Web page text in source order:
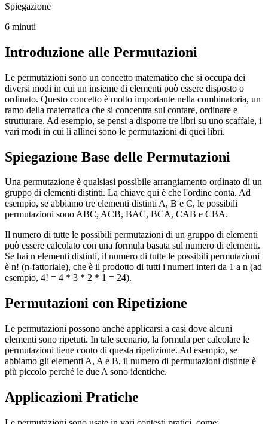
Spiegazione
6 minuti
Introduzione alle Permutazioni
Le permutazioni sono un concetto matematico che si occupa dei
diversi modi in cui un insieme di elementi può essere disposto o
ordinato. Questo concetto è molto importante nella combinatoria, un
ramo della matematica che si concentra sul contare, ordinare e
strutturare. Ad esempio, se pensi a disporre tre libri su uno scaffale, i
vari modi in cui li allinei sono le permutazioni di quei libri.
Spiegazione Base delle Permutazioni
Una permutazione è qualsiasi possibile arrangiamento ordinato di un
gruppo di elementi distinti. La chiave qui è che l'ordine conta. Ad
esempio, se abbiamo tre elementi distinti A, B e C, le possibili
permutazioni sono ABC, ACB, BAC, BCA, CAB e CBA.
Il numero di tutte le possibili permutazioni di un gruppo di elementi
può essere calcolato con una formula basata sul numero di elementi.
Se hai n elementi distinti, il numero di tutte le possibili permutazioni
è n! (n-fattoriale), che è il prodotto di tutti i numeri interi da 1 a n (ad
esempio, 4! = 4 * 3 * 2 * 1 = 24).
Permutazioni con Ripetizione
Le permutazioni possono anche applicarsi a casi dove alcuni
elementi sono ripetuti. In tale scenario, la formula per calcolare le
permutazioni tiene conto di questa ripetizione. Ad esempio, se
abbiamo gli elementi A, A e B, il numero di permutazioni distinte è
più piccolo perché le due A sono identiche.
Applicazioni Pratiche